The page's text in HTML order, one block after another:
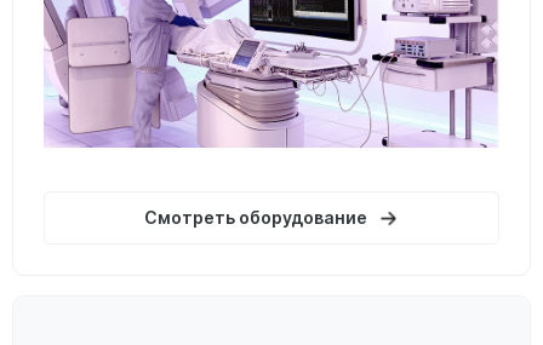
Смотреть оборудование